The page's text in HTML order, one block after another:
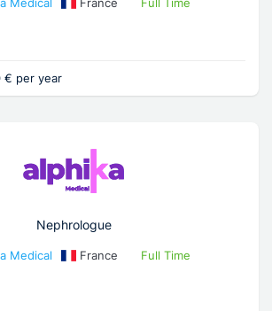
€ per year
Nephrologue
Medical France Full Time